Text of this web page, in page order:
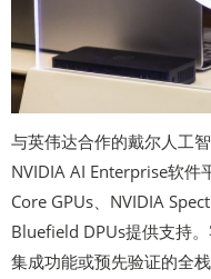
与英伟达合作的戴尔人工
NVIDIA AI Enterprise软件
Core GPUs、NVIDIA
Bluefield DPUs提供支持
集成功能或预先验证的全